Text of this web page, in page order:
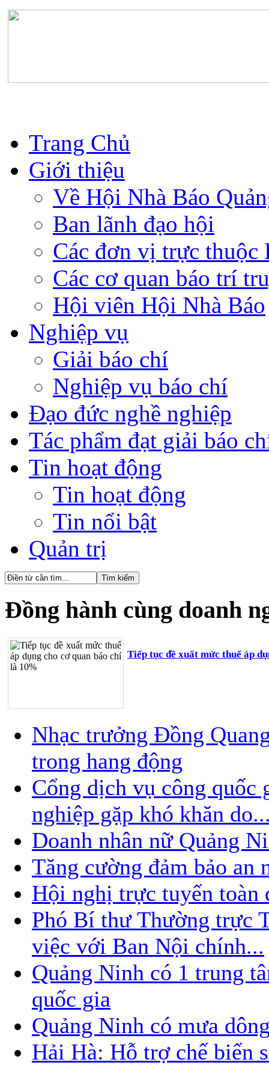
Trang Chủ
Giới thiệu
Về Hội Nhà Báo
Ban lãnh đạo hội
Các đơn vị trực thuộc
Các cơ quan báo trí
Hội viên Hội Nhà Báo
Nghiệp vụ
Giải báo chí
Nghiệp vụ báo chí
Đạo đức nghề nghiệp
Tác phẩm đạt giải báo
Tin hoạt động
Tin hoạt động
Tin nổi bật
Quản trị
Đồng hành cùng doanh
Tiếp tục đề xuất mức thuế áp
Nhạc trưởng Đồng
trong hang động
Cổng dịch vụ công quốc
nghiệp gặp khó khăn
Doanh nhân nữ Quảng
Tăng cường đảm bảo
Hội nghị trực tuyến toàn
Phó Bí thư Thường trực
việc với Ban Nội chính...
Quảng Ninh có 1 trung
quốc gia
Quảng Ninh có mưa
Hải Hà: Hỗ trợ chế biến